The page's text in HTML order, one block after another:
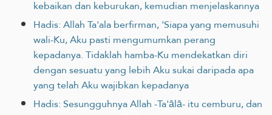
kebaikan dan keburukan, kemudian menjelaskannya
Hadis: Allah Ta'ala berfirman, 'Siapa yang memusuhi
wali-Ku, Aku pasti mengumumkan perang
kepadanya. Tidaklah hamba-Ku mendekatkan diri
dengan sesuatu yang lebih Aku sukai daripada apa
yang telah Aku wajibkan kepadanya
Hadis: Sesungguhnya Allah -Ta'ālā- itu cemburu, dan